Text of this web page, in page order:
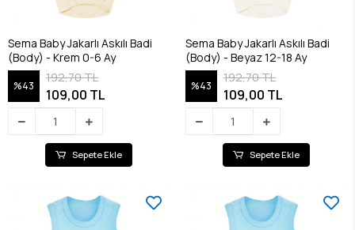
Sema Baby Jakarlı Askılı Badi
(Body) - Krem 0-6 Ay
%43
192,70 TL
109,00 TL
Sepete Ekle
Sema Baby Jakarlı Askılı Badi
(Body) - Beyaz 12-18 Ay
%43
192,70 TL
109,00 TL
Sepete Ekle